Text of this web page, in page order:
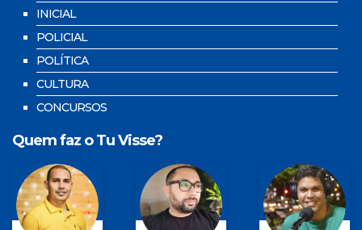
INICIAL
POLICIAL
POLÍTICA
CULTURA
CONCURSOS
Quem faz o Tu Visse?